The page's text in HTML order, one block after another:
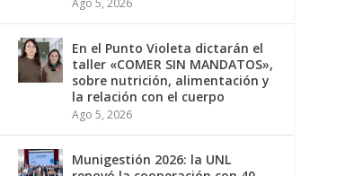
Ago 5, 2026
En el Punto Violeta dictarán el
taller «COMER SIN MANDATOS»,
sobre nutrición, alimentación y
la relación con el cuerpo
Ago 5, 2026
Munigestión 2026: la UNL